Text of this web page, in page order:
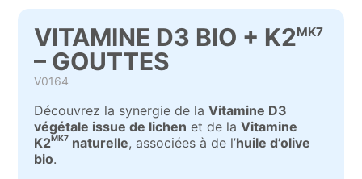
VITAMINE D3 BIO + K2MK7
– GOUTTES
V0164
Découvrez la synergie de laVitamine D3
végétale issue de lichen et de laVitamine
K2MK7 naturelle, associées à de l’huile d’olive
bio.